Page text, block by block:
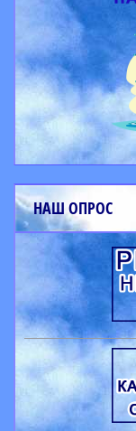
НАШ ОПРОС